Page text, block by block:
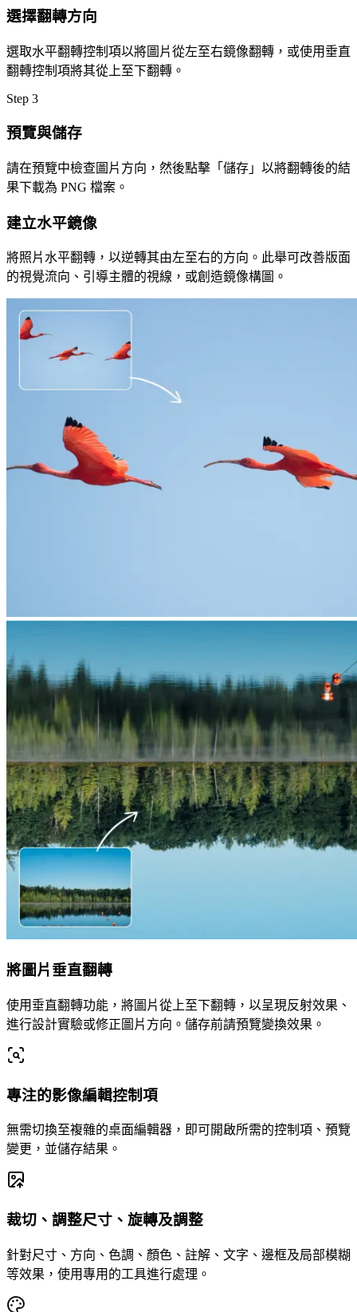
選擇翻轉方向
選取水平翻轉控制項以將圖片從左至右鏡像翻轉，或使用垂直
翻轉控制項將其從上至下翻轉。
Step 3
預覽與儲存
請在預覽中檢查圖片方向，然後點擊「儲存」以將翻轉後的結
果下載為 PNG 檔案。
建立水平鏡像
將照片水平翻轉，以逆轉其由左至右的方向。此舉可改善版面
的視覺流向、引導主體的視線，或創造鏡像構圖。
將圖片垂直翻轉
使用垂直翻轉功能，將圖片從上至下翻轉，以呈現反射效果、
進行設計實驗或修正圖片方向。儲存前請預覽變換效果。
專注的影像編輯控制項
無需切換至複雜的桌面編輯器，即可開啟所需的控制項、預覽
變更，並儲存結果。
裁切、調整尺寸、旋轉及調整
針對尺寸、方向、色調、顏色、註解、文字、邊框及局部模糊
等效果，使用專用的工具進行處理。